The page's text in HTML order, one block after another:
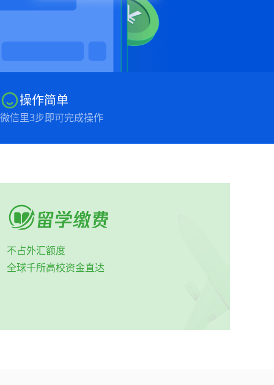
操作简单
微信里3步即可完成操作
留学缴费
不占外汇额度
全球千所高校资金直达